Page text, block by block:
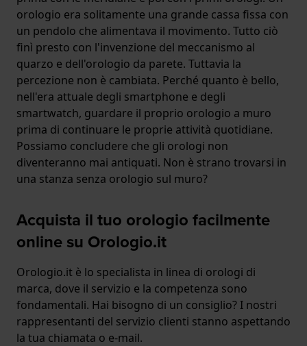
orologio era solitamente una grande cassa fissa con
un pendolo che alimentava il movimento. Tutto ciò
finì presto con l'invenzione del meccanismo al
quarzo e dell'orologio da parete. Tuttavia la
percezione non è cambiata. Perché quanto è bello,
nell'era attuale degli smartphone e degli
smartwatch, guardare il proprio orologio a muro
prima di continuare le proprie attività quotidiane.
Possiamo concludere che gli orologi non
diventeranno mai antiquati. Non è strano trovarsi in
una stanza senza orologio sul muro?
Acquista il tuo orologio facilmente
online su Orologio.it
Orologio.it è lo specialista in linea di orologi di
marca, dove il servizio e la competenza sono
fondamentali. Hai bisogno di un consiglio? I nostri
rappresentanti del servizio clienti stanno aspettando
la tua chiamata o e-mail.